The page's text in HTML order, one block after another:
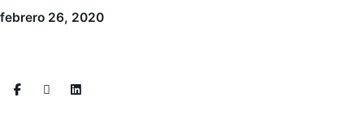
febrero 26, 2020